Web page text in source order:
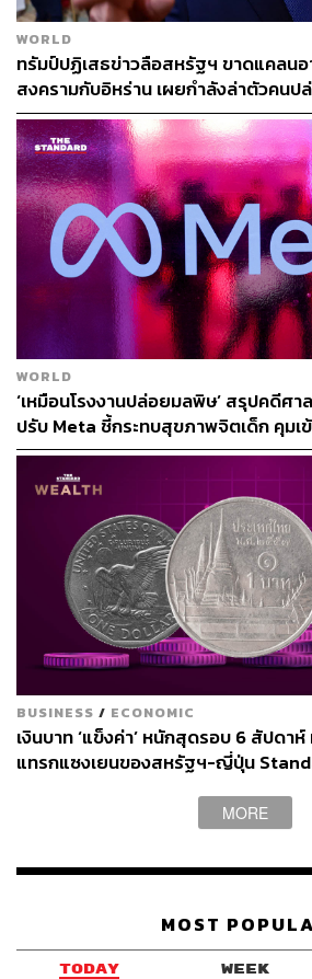
เคปทาวน์ แอฟริกา
โคมาเนสตี โรมาเ
ภาพ: Daniel
Mustafa Ciftci / Anadolu
WORLD
ทรัมป์ปฏิเสธข่าวลือสหรัฐฯ ขาดแคลนอ
สงครามกับอิหร่าน เผยกำลังล่าตัวคนป
WORLD
‘เหมือนโรงงานปล่อยมลพิษ’ สรุปคดีศา
ปรับ Meta ชี้กระทบสุขภาพจิตเด็ก คุม
BUSINESS / ECONOMIC
เงินบาท ‘แข็งค่า’ หนักสุดรอบ 6 สัปดา
แทรกแซงเยนของสหรัฐฯ-ญี่ปุ่น
MORE
MOST
TODAY WEEK